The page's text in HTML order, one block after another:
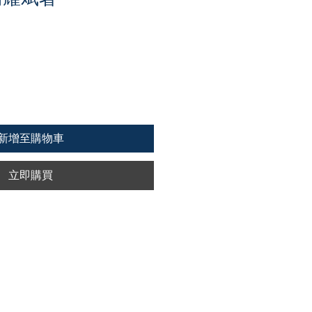
增至購物車
立即購買